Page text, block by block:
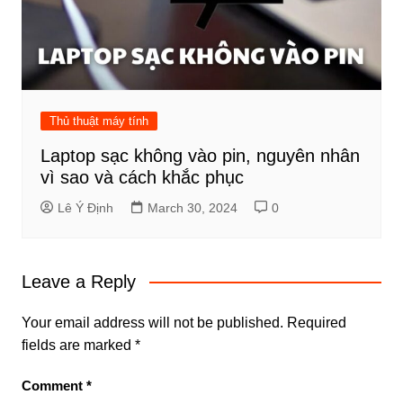
Thủ thuật máy tính
Laptop sạc không vào pin, nguyên nhân
vì sao và cách khắc phục
Lê Ý Định March 30, 2024 0
Leave a Reply
Your email address will not be published. Required
fields are marked *
Comment *